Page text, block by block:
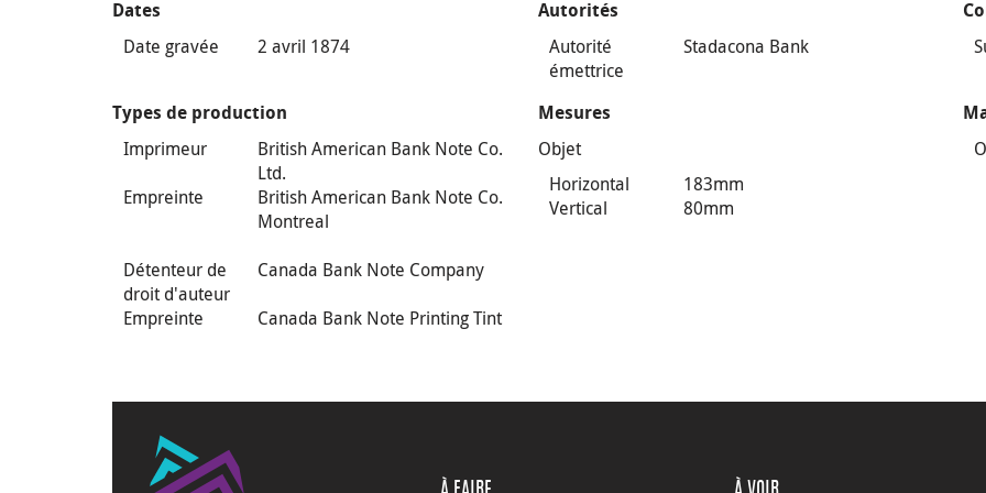
Dates
Date gravée 2 avril 1874
Autorités
Autorité
émettrice
Stadacona Bank
Types de production
Imprimeur
British American Bank Note Co.
Ltd.
Empreinte
British American Bank Note Co.
Montreal
Détenteur de
droit d'auteur
Canada Bank Note Company
Empreinte
Canada Bank Note Printing Tint
Mesures
Objet
Horizontal
183mm
Vertical
80mm